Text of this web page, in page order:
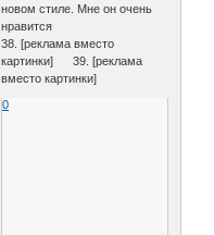
новом стиле. Мне он очень
нравится
38. [реклама вместо
картинки] 39. [реклама
вместо картинки]
0